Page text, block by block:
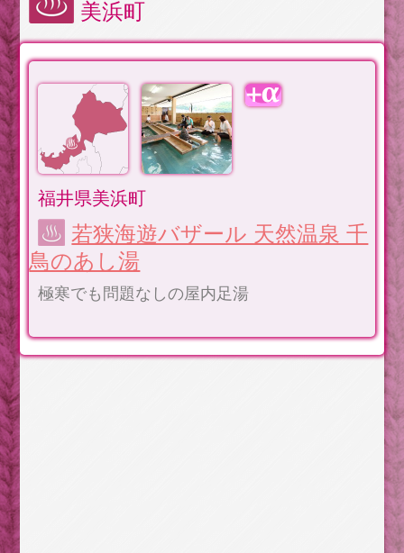
美浜町
福井県美浜町
若狭海遊バザール 天然温泉 千
鳥のあし湯
極寒でも問題なしの屋内足湯